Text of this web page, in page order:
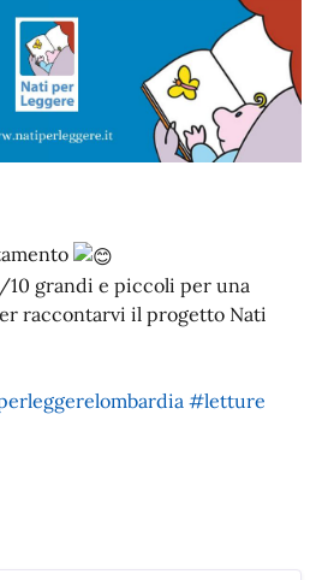
10 grandi e piccoli per una
raccontarvi il progetto Nati
#letture